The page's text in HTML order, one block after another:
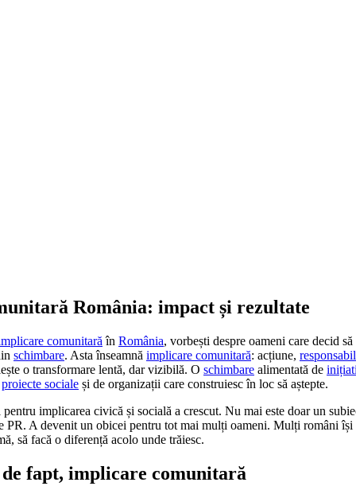
România: impact și rezultate
comunitară în România, vorbești despre oameni care decid
schimbare. Asta înseamnă implicare comunitară: acțiune,
o transformare lentă, dar vizibilă. O schimbare alimentată de
proiecte sociale și de organizații care construiesc în loc să aștepte.
implicarea civică și socială a crescut. Nu mai este doar un
PR. A devenit un obicei pentru tot mai mulți oameni. Mulți români își
să facă o diferență acolo unde trăiesc.
de fapt, implicare comunitară